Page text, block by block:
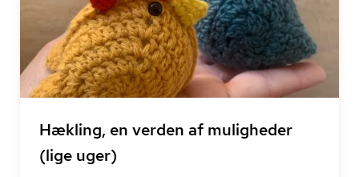
Hækling, en verden af muligheder
(lige uger)